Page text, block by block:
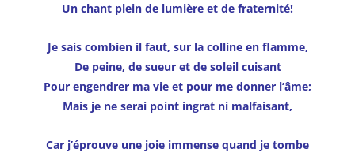
Un chant plein de lumière et de fraternité!
Je sais combien il faut, sur la colline en flamme,
De peine, de sueur et de soleil cuisant
Pour engendrer ma vie et pour me donner l’âme;
Mais je ne serai point ingrat ni malfaisant,
Car j’éprouve une joie immense quand je tombe